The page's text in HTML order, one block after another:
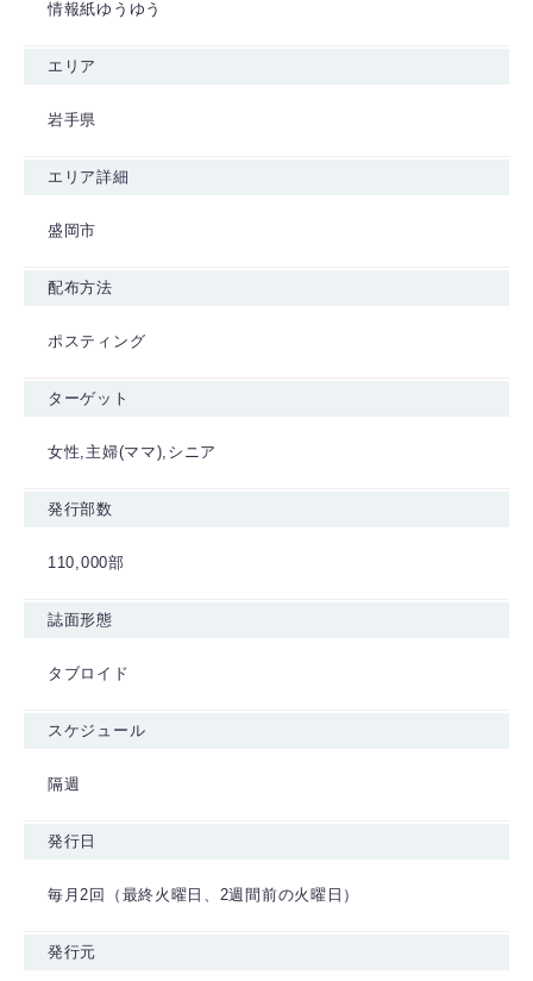
情報紙ゆうゆう
エリア
岩手県
エリア詳細
盛岡市
配布方法
ポスティング
ターゲット
女性,主婦(ママ),シニア
発行部数
110,000部
誌面形態
タブロイド
スケジュール
隔週
発行日
毎月2回（最終火曜日、2週間前の火曜日）
発行元